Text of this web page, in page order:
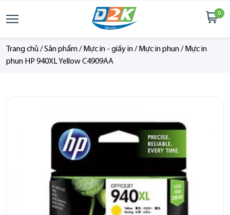
0
Trang chủ/Sản phẩm/ Mực in - giấy in/ Mực in phun/ Mực in
phun HP 940XL Yellow C4909AA